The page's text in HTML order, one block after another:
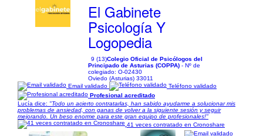
El Gabinete
Psicología Y
Logopedia
9 (13)Colegio Oficial de Psicólogos del
Principado de Asturias (COPPA)- Nº de
colegiado: O-02430
Oviedo (Asturias) 33011
Email validado
Teléfono validado
Profesional acreditado
Lucía dice: "Todo un acierto contratarlas, han sabido ayudarme a solucionar mis
problemas de ansiedad, con ganas de volver a la siguiente sesión y seguir
mejorando. Un beso enorme para este gran equipo de profesionales!"
41 veces contratado en Cronoshare